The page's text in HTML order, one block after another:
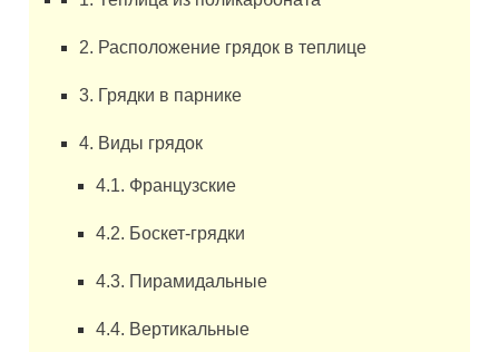
2. Расположение грядок в теплице
3. Грядки в парнике
4. Виды грядок
4.1. Французские
4.2. Боскет-грядки
4.3. Пирамидальные
4.4. Вертикальные